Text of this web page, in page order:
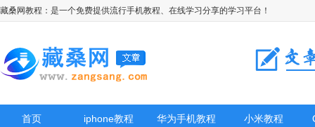
藏桑网教程：是一个免费提供流行手机教程、在线学习分享的学习平台！
首页 iphone教程 华为手机教程 小米教程